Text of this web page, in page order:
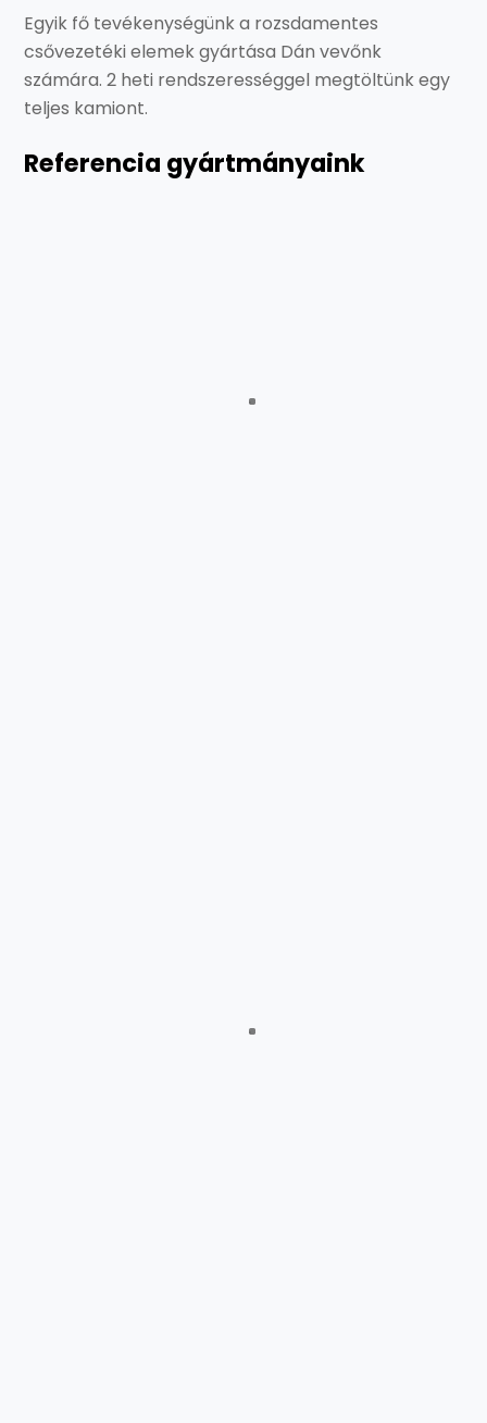
Egyik fő tevékenységünk a rozsdamentes
csővezetéki elemek gyártása Dán vevőnk
számára. 2 heti rendszerességgel megtöltünk egy
teljes kamiont.
Referencia gyártmányaink